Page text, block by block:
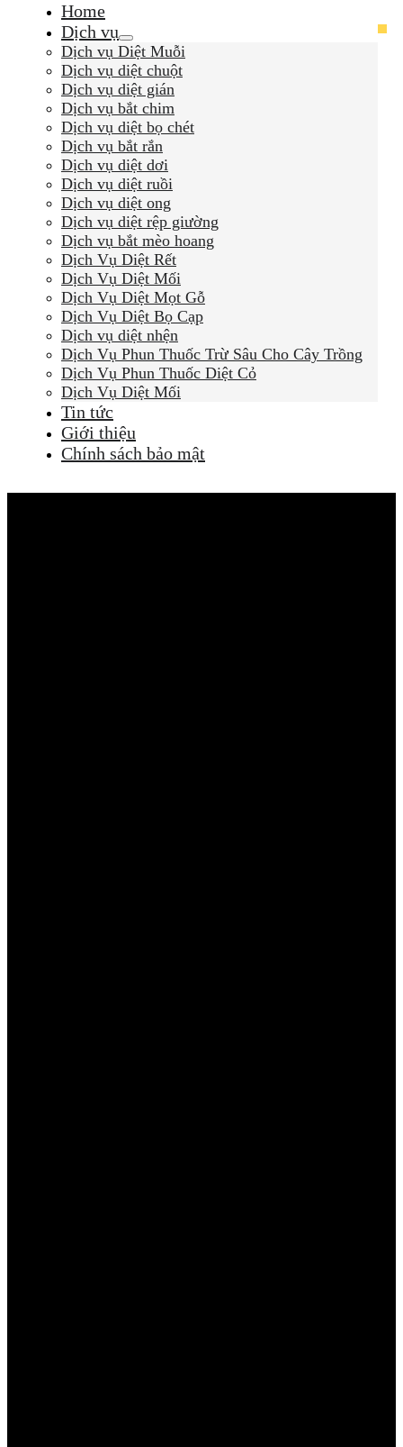
Home
Dịch vụ
Dịch vụ Diệt Muỗi
Dịch vụ diệt chuột
Dịch vụ diệt gián
Dịch vụ bắt chim
Dịch vụ diệt bọ chét
Dịch vụ bắt rắn
Dịch vụ diệt dơi
Dịch vụ diệt ruồi
Dịch vụ diệt ong
Dịch vụ diệt rệp giường
Dịch vụ bắt mèo hoang
Dịch Vụ Diệt Rết
Dịch Vụ Diệt Mối
Dịch Vụ Diệt Mọt Gỗ
Dịch Vụ Diệt Bọ Cạp
Dịch vụ diệt nhện
Dịch Vụ Phun Thuốc Trừ Sâu Cho Cây Trồng
Dịch Vụ Phun Thuốc Diệt Cỏ
Dịch Vụ Diệt Mối
Tin tức
Giới thiệu
Chính sách bảo mật